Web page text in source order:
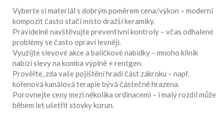
Vyberte si materiál s dobrým poměrem cena/výkon – moderní
kompozit často stačí místo dražší keramiky.
Pravidelně navštěvujte preventivní kontroly – včas odhalené
problémy se často opraví levněji.
Využijte slevové akce a balíčkové nabídky – mnoho klinik
nabízí slevy na komba výplně + rentgen.
Prověřte, zda vaše pojištění hradí část zákroku – např.
kořenová kanálová terapie bývá částečně hrazena.
Porovnejte ceny mezi několika ordinacemi – i malý rozdíl může
během let ušetřit stovky korun.